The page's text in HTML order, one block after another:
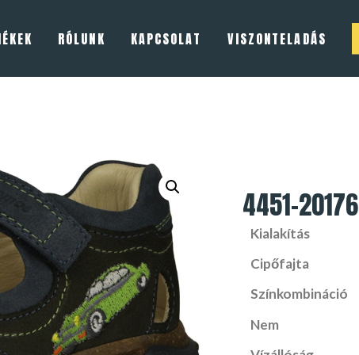
RÓLUNK KAPCSOLAT VISZONTELADÁS
4451-20176
Kialakítás
Cipőfajta
Színkombináció
Nem